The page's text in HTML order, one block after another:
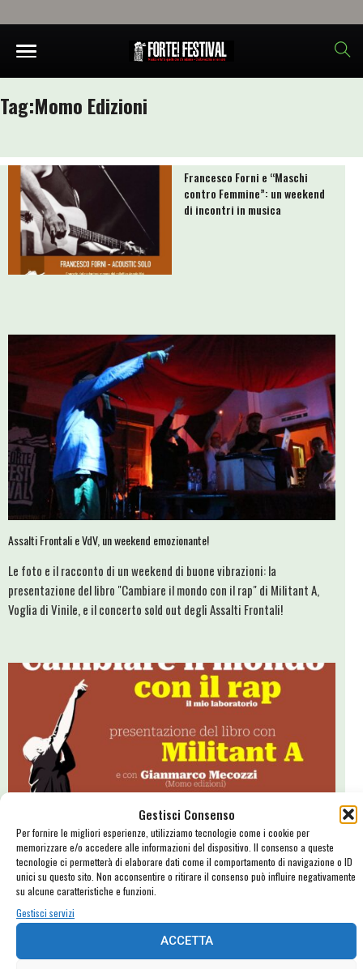
Gestisci Consenso
Per fornire le migliori esperienze, utilizziamo tecnologie come i cookie per
memorizzare e/o accedere alle informazioni del dispositivo. Il consenso a queste
tecnologie ci permetterà di elaborare dati come il comportamento di navigazione o ID
unici su questo sito. Non acconsentire o ritirare il consenso può influire negativamente
su alcune caratteristiche e funzioni.
Gestisci servizi
ACCETTA
Tag:Momo Edizioni
Francesco Forni e “Maschi
contro Femmine”: un weekend
di incontri in musica
Assalti Frontali e VdV, un weekend emozionante!
Le foto e il racconto di un weekend di buone vibrazioni: la
presentazione del libro "Cambiare il mondo con il rap" di Militant A,
Voglia di Vinile, e il concerto sold out degli Assalti Frontali!
Assalti Frontali: parole e musica (…e Voglia di Vinile!)
La presentazione del libro di Militant A, il concerto degli Assalti
Frontali, Voglia di Vinile... Il nostro novembre è davvero pieno di
eventi! E c'è stata anche Mucca Games!